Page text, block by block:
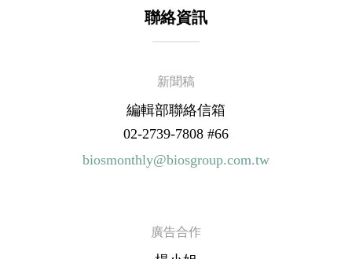
聯絡資訊
新聞稿
編輯部聯絡信箱
02-2739-7808 #66
biosmonthly@biosgroup.com.tw
廣告合作